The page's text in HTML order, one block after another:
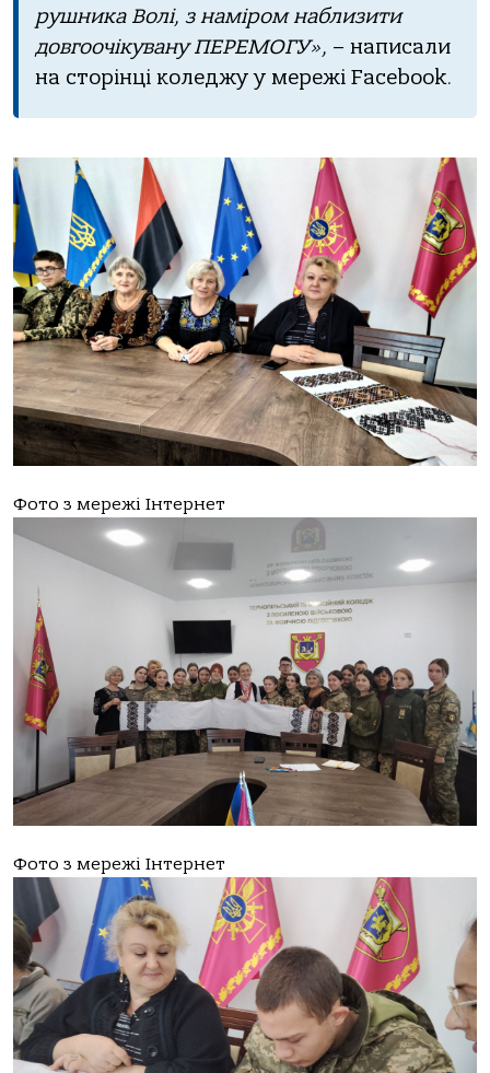
рушника Волі, з наміром наблизити
довгоочікувану ПЕРЕМОГУ», – написали
на сторінці коледжу у мережі Facebook.
Фото з мережі Інтернет
Фото з мережі Інтернет